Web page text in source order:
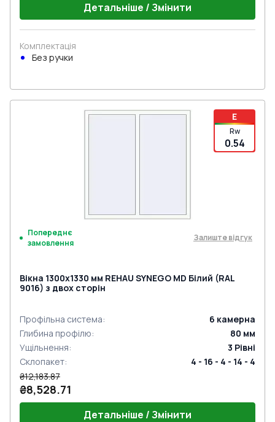
Детальніше / Змінити
Комплектація
Без ручки
E
Rw
0.54
Попереднє
замовлення
Залиште відгук
Вікна 1300x1330 мм REHAU SYNEGO MD Білий (RAL
9016) з двох сторін
Профільна система: 6 камерна
Глибина профілю: 80 мм
Ущільнення: 3 Рівні
Склопакет:
4 - 16 - 4 - 14 - 4
₴12,183.87
₴8,528.71
Детальніше / Змінити